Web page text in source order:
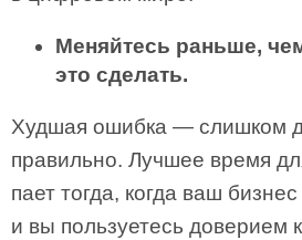
Меняйтесь раньше,
это сделать.
Худшая ошибка — слишком
правильно. Лучшее время
пает тогда, когда ваш
и вы пользуетесь доверием